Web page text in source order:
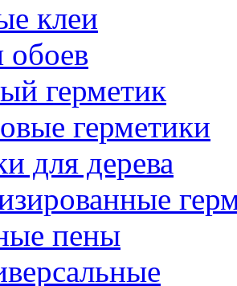
клеи
обоев
герметик
герметики
для дерева
пены